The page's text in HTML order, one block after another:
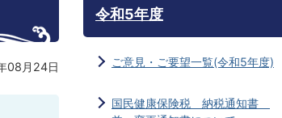
08月24日
令和5年度
ご意見・ご要望一覧(令和5年度)
国民健康保険税 納税通知書